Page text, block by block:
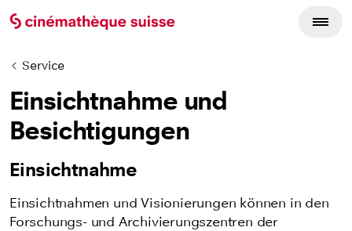
Service
Einsichtnahme und
Besichtigungen
Einsichtnahme
Einsichtnahmen und Visionierungen können in den
Forschungs- und Archivierungszentren der